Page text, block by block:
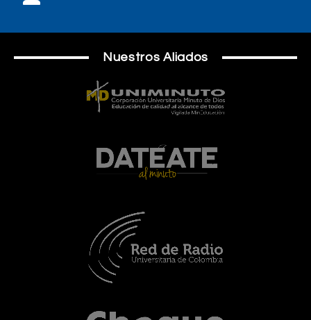
Nuestros Aliados